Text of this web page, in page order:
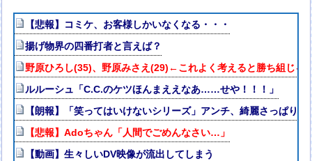
【悲報】コミケ、お客様しかいなくなる・・・
揚げ物界の四番打者と言えば？
野原ひろし(35)、野原みさえ(29)←これよく考えると勝ち組じゃ
ルルーシュ「C.C.のケツほんまええなあ……せや！！！」
【朗報】「笑ってはいけないシリーズ」アンチ、綺麗さっぱり消
【悲報】Adoちゃん「人間でごめんなさい…」
【動画】生々しいDV映像が流出してしまう